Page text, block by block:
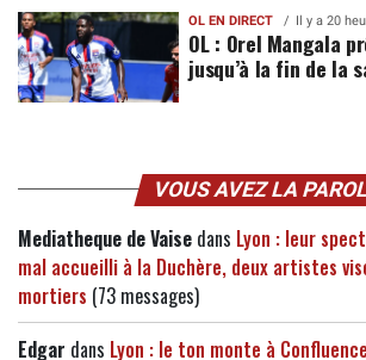
OL EN DIRECT Il y a 20
OL : Orel Mangala
jusqu’à la fin de la
VOUS AVEZ LA
Mediatheque de Vaise dans Lyon : leur
mal accueilli à la Duchère, deux artistes
mortiers (73 messages)
Edgar dans Lyon : le ton monte à